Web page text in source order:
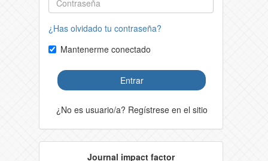
¿Has olvidado tu contraseña?
Mantenerme conectado
Entrar
¿No es usuario/a? Regístrese en el sitio
Journal impact factor